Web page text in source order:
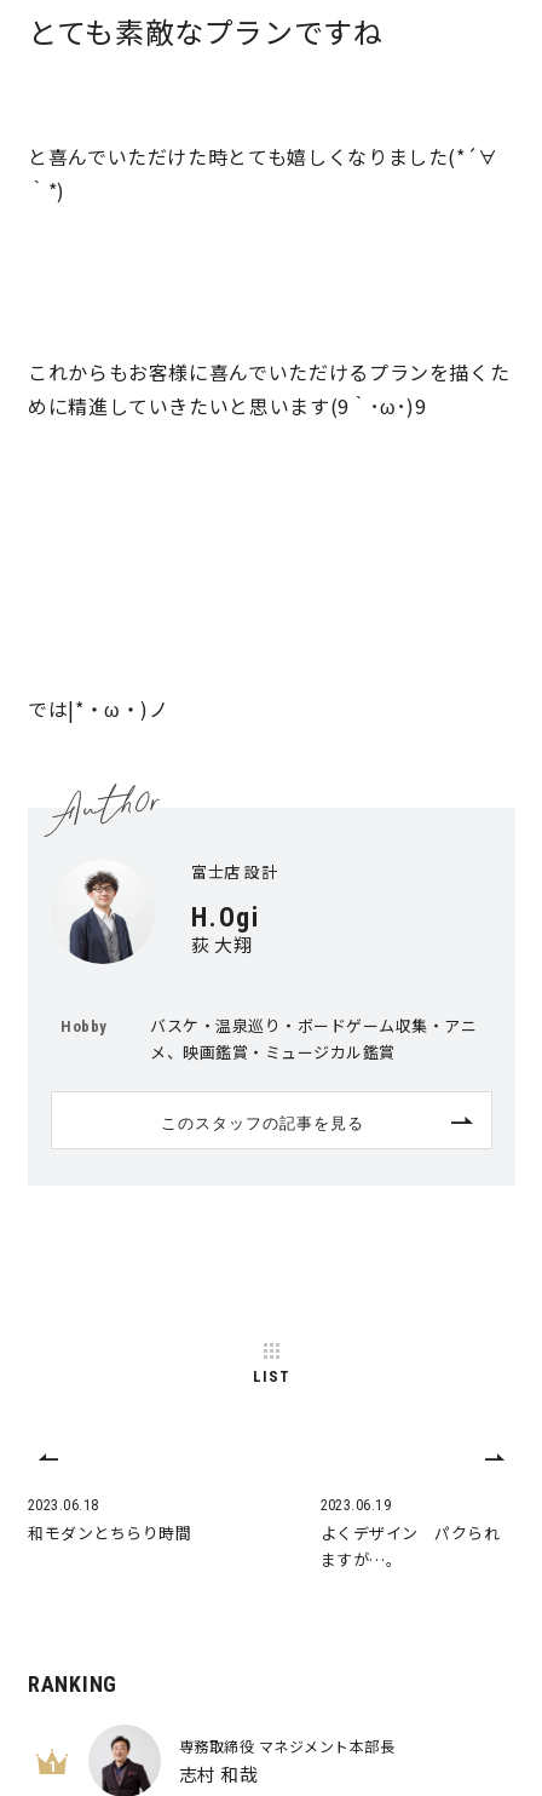
とても素敵なプランですね
と喜んでいただけた時とても嬉しくなりました(*´∀
｀*)
これからもお客様に喜んでいただけるプランを描くた
めに精進していきたいと思います(9｀･ω･)9
では|*・ω・)ノ
富士店 設計
H.Ogi
荻 大翔
Hobby
バスケ・温泉巡り・ボードゲーム収集・アニ
メ、映画鑑賞・ミュージカル鑑賞
このスタッフの記事を見る
2023.06.18
和モダンとちらり時間
LIST
2023.06.19
よくデザイン パクられ
ますが…。
RANKING
1
専務取締役 マネジメント本部長
志村 和哉